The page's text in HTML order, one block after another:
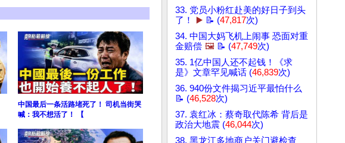
中国最后一条活路堵死了！ 司机当街哭
喊：我不想活了！ 【
33. 党员小粉红赴美的好日子到头
了！
▶️ 📝 (47,817次)
34. 中国大妈飞机上闹事 恐面对重
金赔偿 🖼️ 📝 (47,749次)
35. 1亿中国人还不起钱！《求
是》文章罕见喊话 (46,839次)
36. 940份文件揭习近平最怕什么
📝 (46,528次)
37. 袁红冰：蔡奇取代陈希 背后是
政治大地震 (46,044次)
38. 黑龙江多地商户关门避检查